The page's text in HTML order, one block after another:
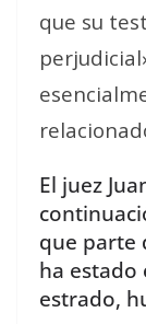
que su
El juez
que parte
ha estado
estrado,